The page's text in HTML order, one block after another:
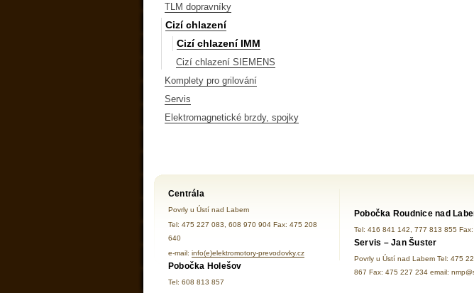
TLM dopravníky
Cizí chlazení
Cizí chlazení IMM
Cizí chlazení SIEMENS
Komplety pro grilování
Servis
Elektromagnetické brzdy, spojky
Centrála
Povrly u Ústí nad Labem
Tel: 475 227 083, 608 970 904 Fax: 475 208
640
e-mail: info(e)elektromotory-prevodovky.cz
Pobočka Holešov
Tel: 608 813 857
Pobočka Roudnice nad
Tel: 416 841 142, 777 813 855
Servis – Jan Šuster
Povrly u Ústí nad Labem Tel: 475
867 Fax: 475 227 234 email: